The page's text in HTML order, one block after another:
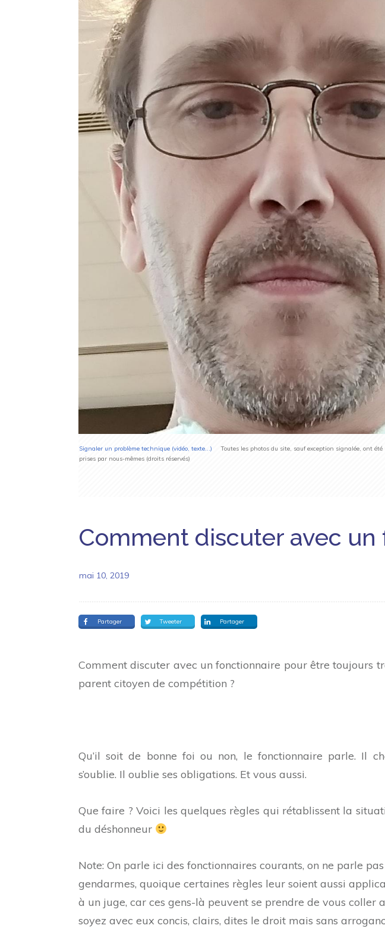
Signaler un problème technique (vidéo, texte...)
Toutes les photos du site, sauf exception signalée, ont été
prises par nous-mêmes (droits réservés)
Comment discuter avec un
mai 10, 2019
Partager Tweeter Partager
Comment discuter avec un fonctionnaire pour être toujours
parent citoyen de compétition ?
Qu’il soit de bonne foi ou non, le fonctionnaire parle. Il
s’oublie. Il oublie ses obligations. Et vous aussi.
Que faire ? Voici les quelques règles qui rétablissent la
du déshonneur
Note: On parle ici des fonctionnaires courants, on ne parle
gendarmes, quoique certaines règles leur soient aussi
à un juge, car ces gens-là peuvent se prendre de vous coller
soyez avec eux concis, clairs, dites le droit mais sans